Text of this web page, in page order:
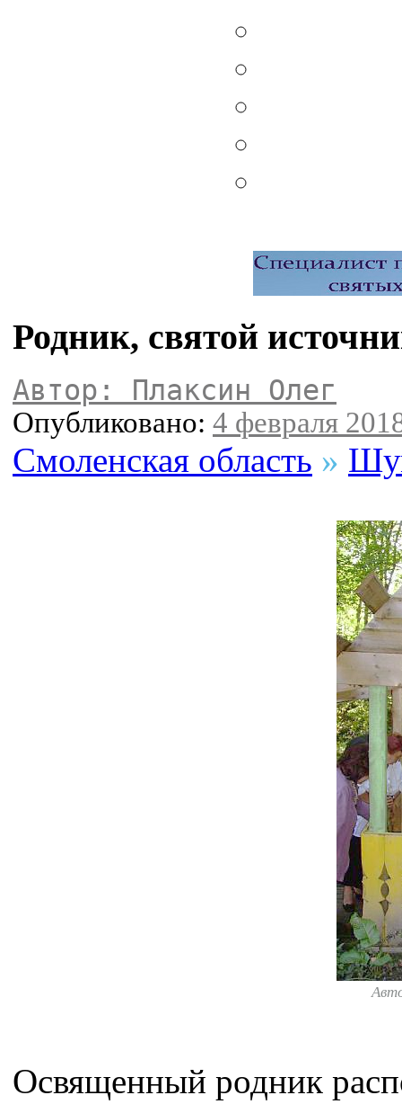
Родник, святой
Автор: Плаксин Олег
Опубликовано: 4 февраля
Смоленская область »
Освященный родник